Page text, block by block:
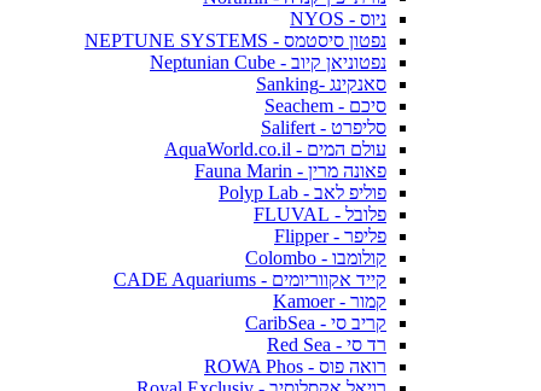
ניוס - NYOS
נפטון סיסטמס - NEPTUNE SYSTEMS
נפטוניאן קיוב - Neptunian Cube
סאנקינג -Sanking
סיכם - Seachem
סליפרט - Salifert
עולם המים - AquaWorld.co.il
פאונה מרין - Fauna Marin
פוליפ לאב - Polyp Lab
פלובל - FLUVAL
פליפר - Flipper
קולומבו - Colombo
קייד אקווריומים - CADE Aquariums
קמור - Kamoer
קריב סי - CaribSea
רד סי - Red Sea
רואה פוס - ROWA Phos